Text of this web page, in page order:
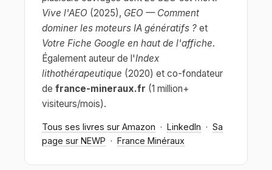
Vive l'AEO (2025), GEO — Comment
dominer les moteurs IA génératifs ? et
Votre Fiche Google en haut de l'affiche.
Également auteur de l'Index
lithothérapeutique (2020) et co-fondateur
de france-mineraux.fr (1 million+
visiteurs/mois).
Tous ses livres sur Amazon · LinkedIn · Sa
page sur NEWP · France Minéraux